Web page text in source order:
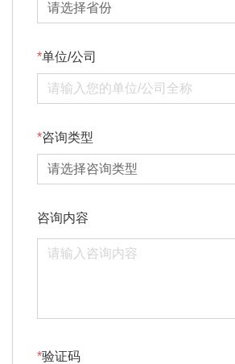
单位/公司
咨询类型
咨询内容
验证码